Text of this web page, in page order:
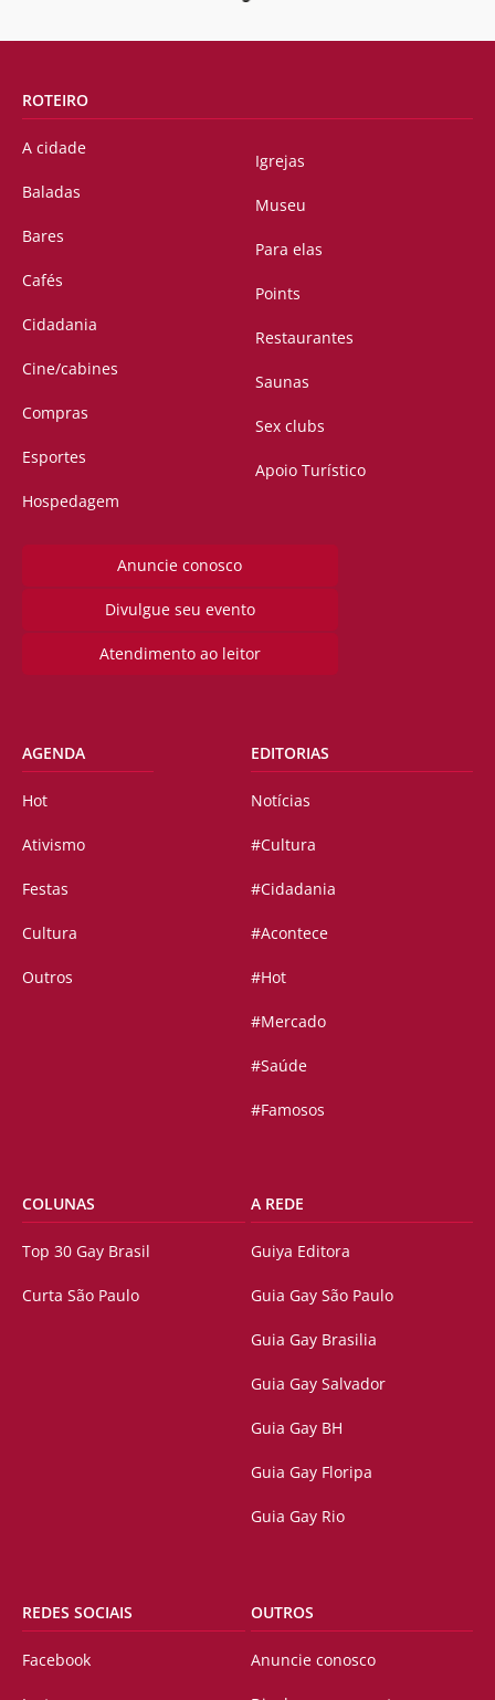
ROTEIRO
A cidade
Baladas
Bares
Cafés
Cidadania
Cine/cabines
Compras
Esportes
Hospedagem
Igrejas
Museu
Para elas
Points
Restaurantes
Saunas
Sex clubs
Apoio Turístico
Anuncie conosco
Divulgue seu evento
Atendimento ao leitor
AGENDA
Hot
Ativismo
Festas
Cultura
Outros
EDITORIAS
Notícias
#Cultura
#Cidadania
#Acontece
#Hot
#Mercado
#Saúde
#Famosos
COLUNAS
Top 30 Gay Brasil
Curta São Paulo
A REDE
Guiya Editora
Guia Gay São Paulo
Guia Gay Brasilia
Guia Gay Salvador
Guia Gay BH
Guia Gay Floripa
Guia Gay Rio
REDES SOCIAIS
Facebook
OUTROS
Anuncie conosco